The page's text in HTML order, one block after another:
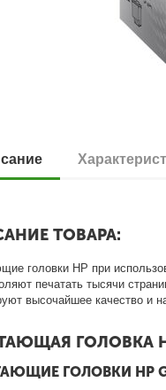
ТОВАРА:
головки HP при
печатать тысячи
высочайшее качество и
ГОЛОВКА
ГОЛОВКИ HP